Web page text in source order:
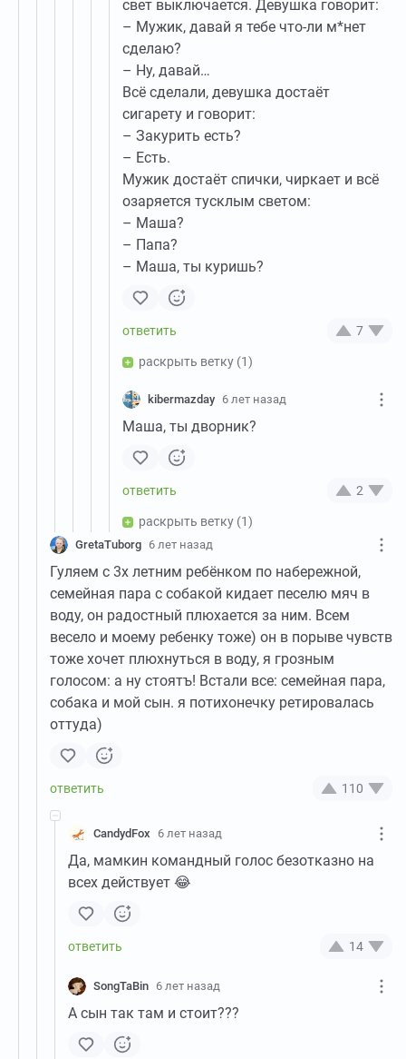
свет выключается. Девушка говорит:
– Мужик, давай я тебе что-ли м*нет
сделаю?
– Ну, давай…
Всё сделали, девушка достаёт
сигарету и говорит:
– Закурить есть?
– Есть.
Мужик достаёт спички, чиркает и всё
озаряется тусклым светом:
– Маша?
– Папа?
– Маша, ты куришь?
7
раскрыть ветку (1)
kibermazday 6 лет назад
Маша, ты дворник?
2
раскрыть ветку (1)
GretaTuborg 6 лет назад
Гуляем с 3х летним ребёнком по набережной,
семейная пара с собакой кидает песелю мяч в
воду, он радостный плюхается за ним. Всем
весело и моему ребенку тоже) он в порыве чувств
тоже хочет плюхнуться в воду, я грозным
голосом: а ну стоятъ! Встали все: семейная пара,
собака и мой сын. я потихонечку ретировалась
оттуда)
110
CandydFox 6 лет назад
Да, мамкин командный голос безотказно на
всех действует 😂
14
SongTaBin 6 лет назад
А сын так там и стоит???